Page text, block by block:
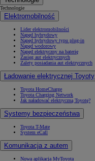
Technologie
Elektromobilność
Lider elektromobilności
Napęd hybrydowy
Napęd hybrydowy typu plug-in
Napęd wodorowy
Napęd elektryczny na baterię
Zasięg aut elektrycznych
Zalety posiadania aut elektrycznych
Ładowanie elektrycznej Toyoty
Toyota HomeCharge
Toyota Charging Network
Jak naładować elektryczną Toyotę?
Systemy bezpieczeństwa
Toyota T-Mate
System eCall
Komunikacja z autem
Nowa aplikacja MyToyota